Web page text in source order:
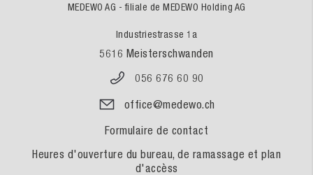
MEDEWO AG - filiale de MEDEWO Holding AG
Industriestrasse 1a
5616 Meisterschwanden
056 676 60 90
office@medewo.ch
Formulaire de contact
Heures d'ouverture du bureau, de ramassage et plan
d'accèss